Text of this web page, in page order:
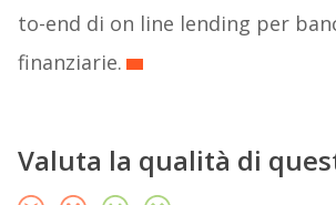
to-end di on line lending per
finanziarie.
Valuta la qualità di